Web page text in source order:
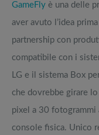
GameFly è una delle
aver avuto l’idea
partnership con
compatibile con i
LG e il sistema Box
che dovrebbe girare
pixel a 30 fotogrammi
console fisica. Unico